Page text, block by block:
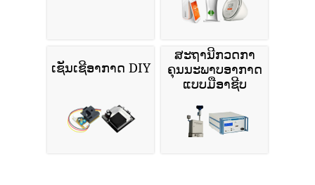
ເຊັນເຊີອາກາດ DIY
ສະຖານີກວດກາ
ຄຸນນະພາບອາກາດ
ແບບມືອາຊີບ